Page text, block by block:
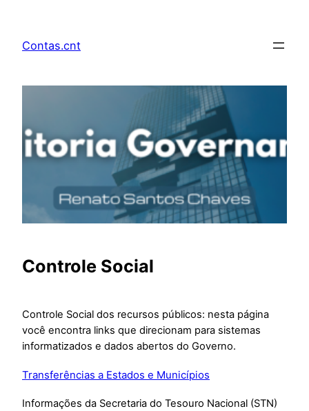
Contas.cnt
Controle Social
Controle Social dos recursos públicos: nesta página
você encontra links que direcionam para sistemas
informatizados e dados abertos do Governo.
Transferências a Estados e Municípios
Informações da Secretaria do Tesouro Nacional (STN)